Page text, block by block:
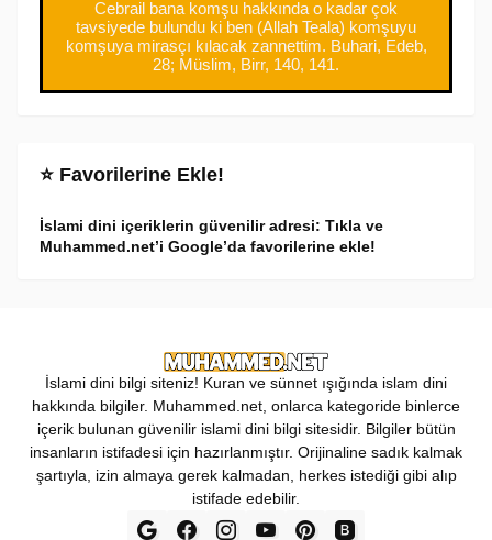
Cebrail bana komşu hakkında o kadar çok
tavsiyede bulundu ki ben (Allah Teala) komşuyu
komşuya mirasçı kılacak zannettim. Buhari, Edeb,
28; Müslim, Birr, 140, 141.
⭐ Favorilerine Ekle!
İslami dini içeriklerin güvenilir adresi: Tıkla ve
Muhammed.net’i Google’da favorilerine ekle!
İslami dini bilgi siteniz! Kuran ve sünnet ışığında islam dini
hakkında bilgiler. Muhammed.net, onlarca kategoride binlerce
içerik bulunan güvenilir islami dini bilgi sitesidir. Bilgiler bütün
insanların istifadesi için hazırlanmıştır. Orijinaline sadık kalmak
şartıyla, izin almaya gerek kalmadan, herkes istediği gibi alıp
istifade edebilir.